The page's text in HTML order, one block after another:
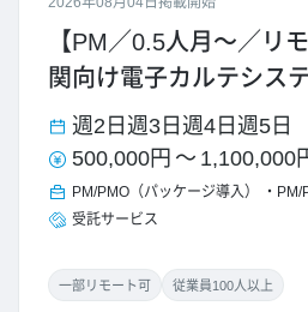
【PM／0.5人月～／リ
関向け電子カルテシス
週2日 週3日 週4日 週5日
500,000円 ～ 1,100,000
PM/PMO（パッケージ導入） PM/
受託サービス
一部リモート可 従業員100人以上